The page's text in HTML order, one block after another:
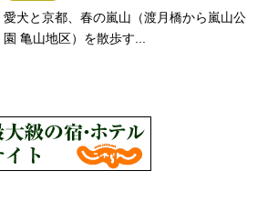
愛犬と京都、春の嵐山（渡月橋から嵐山公
園 亀山地区）を散歩す...